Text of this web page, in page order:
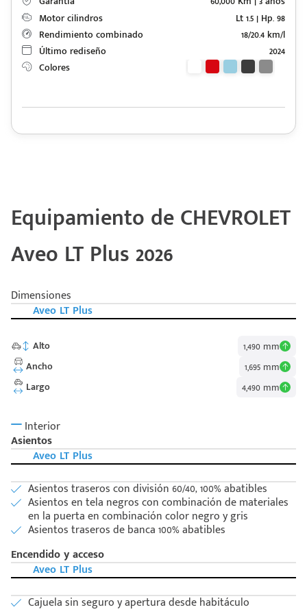
Escríbenos
+528121278366
Código
Postal
Motor cilindros
Lt 1.5 | Hp. 98
Rendimiento combinado
18/20.4 km/l
Último rediseño
2024
Colores
Equipamiento de CHEVROLET
Aveo LT Plus 2026
Dimensiones
Aveo LT Plus
Alto
1,490 mm
Ancho
1,695 mm
Largo
4,490 mm
Interior
Asientos
Aveo LT Plus
Asientos traseros con división 60/40, 100% abatibles
Asientos en tela negros con combinación de materiales
en la puerta en combinación color negro y gris
Asientos traseros de banca 100% abatibles
Encendido y acceso
Aveo LT Plus
Cajuela sin seguro y apertura desde habitáculo